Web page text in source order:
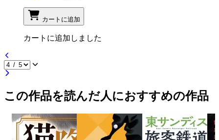
カートに追加
カートに追加しました
この作品を読んだ人におすすめの作品